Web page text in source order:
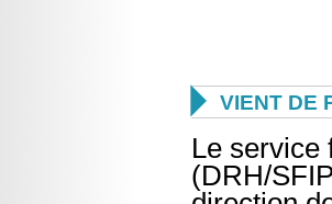
 VIENT DE
Le service
(DRH/